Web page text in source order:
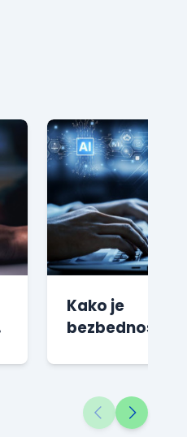
Kako je
bezbednosna
izvršene z...